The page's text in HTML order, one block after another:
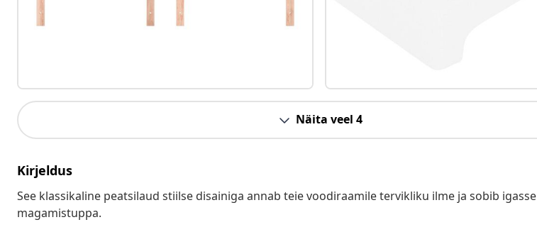
Näita veel 4
Kirjeldus
See klassikaline peatsilaud stiilse disainiga annab teie voodiraamile tervikliku ilme ja sobib igasse
magamistuppa.